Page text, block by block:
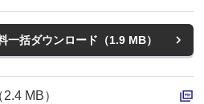
一括ダウンロード（1.9 MB）
Z
I
MB）